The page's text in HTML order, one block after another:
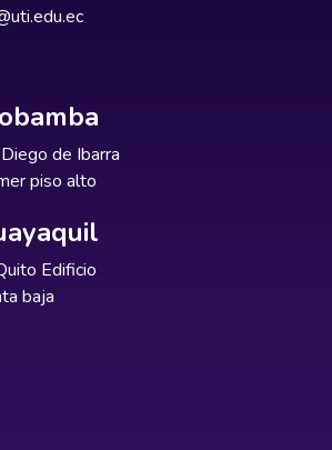
de Ibarra
piso alto
Edificio
baja